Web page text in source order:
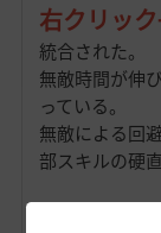
右クリッ
統合された。
無敵時間が伸
っている。
無敵による回
部スキルの硬